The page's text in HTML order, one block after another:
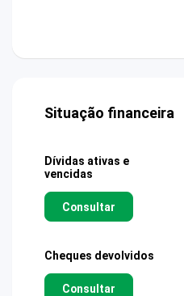
Situação financeira
Dívidas ativas e
vencidas
Consultar
Cheques devolvidos
Consultar